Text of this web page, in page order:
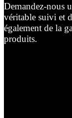
Demandez-nous
véritable suivi et
également de la
produits.